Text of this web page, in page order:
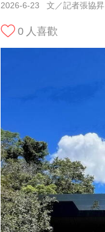
2026-6-23 文／記者張協昇
0 人喜歡